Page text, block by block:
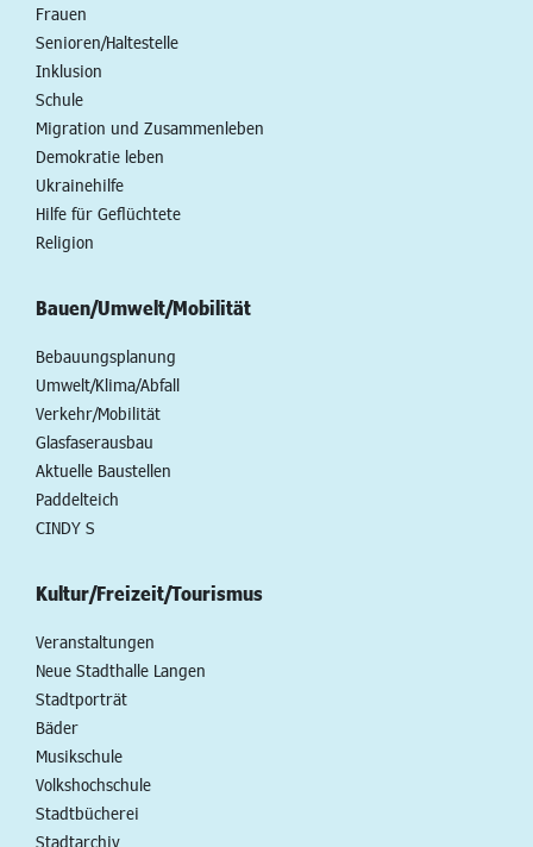
Frauen
Senioren/Haltestelle
Inklusion
Schule
Migration und Zusammenleben
Demokratie leben
Ukrainehilfe
Hilfe für Geflüchtete
Religion
Bauen/Umwelt/Mobilität
Bebauungsplanung
Umwelt/Klima/Abfall
Verkehr/Mobilität
Glasfaserausbau
Aktuelle Baustellen
Paddelteich
CINDY S
Kultur/Freizeit/Tourismus
Veranstaltungen
Neue Stadthalle Langen
Stadtporträt
Bäder
Musikschule
Volkshochschule
Stadtbücherei
Stadtarchiv